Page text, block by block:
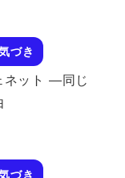
づき
ネット ―同じ
づき